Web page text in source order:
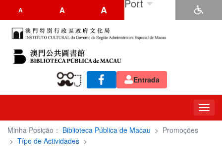
A A A Port
Entrada
Minha Posição： Biblioteca Pública de Macau > Promoções
> Típo de Actividades >